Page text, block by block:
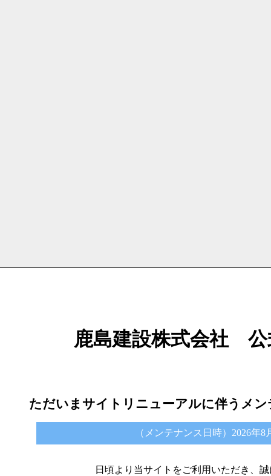
鹿島建設株式会社
ただいまサイトリニューアルに伴うメ
（メンテナンス日時）2026年8
日頃より当サイトをご利用いただき、